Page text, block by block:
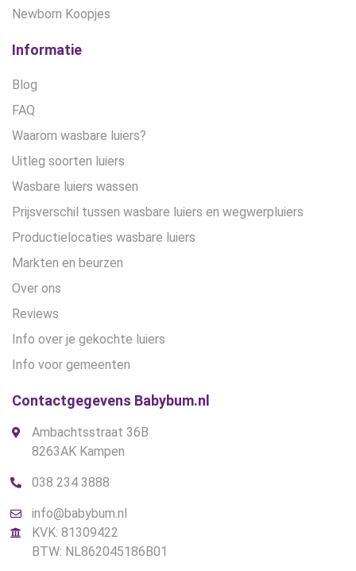
Newborn Koopjes
Informatie
Blog
FAQ
Waarom wasbare luiers?
Uitleg soorten luiers
Wasbare luiers wassen
Prijsverschil tussen wasbare luiers en wegwerpluiers
Productielocaties wasbare luiers
Markten en beurzen
Over ons
Reviews
Info over je gekochte luiers
Info voor gemeenten
Contactgegevens Babybum.nl
Ambachtsstraat 36B
8263AK Kampen
038 234 3888
info@babybum.nl
KVK: 81309422
BTW: NL862045186B01